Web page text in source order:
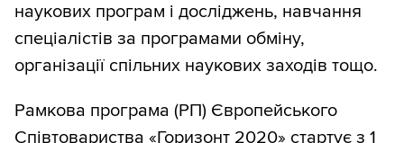
наукових програм і досліджень, навчання
спеціалістів за програмами обміну,
організації спільних наукових заходів тощо.
Рамкова програма (РП) Європейського
Співтовариства «Горизонт 2020» стартує з 1